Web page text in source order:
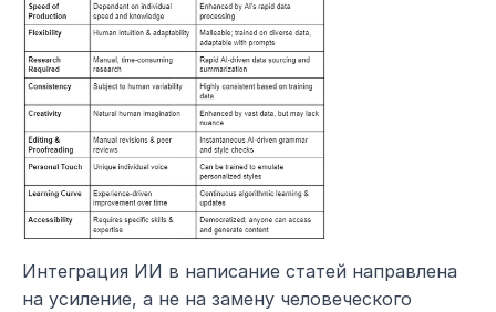
Интеграция ИИ в написание статей направлена
на усиление, а не на замену человеческого